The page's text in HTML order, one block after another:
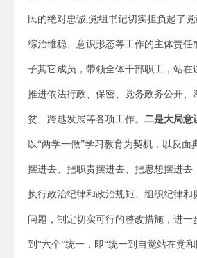
民的绝对忠诚,党组书记切实担负起了党
综治维稳、意识形态等工作的主体责任
子其它成员，带领全体干部职工，站在
推进依法行政、保密、党务政务公开、
贫、跨越发展等各项工作。 二是大局意
以“两学一做”学习教育为契机，以反面
摆进去、把职责摆进去、把思想摆进去
执行政治纪律和政治规矩、组织纪律和
问题，制定切实可行的整改措施，进一
到“六个”统一，即“统一到自觉站在党和